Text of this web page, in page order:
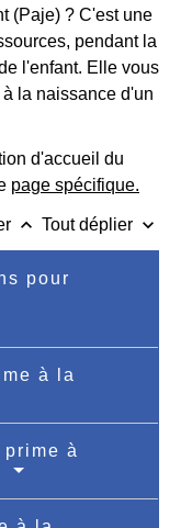
(Paje) ? C'est une
pendant la
l'enfant. Elle vous
la naissance d'un
d'accueil du
page spécifique.
keyboard_arrow_up Tout déplier keyboard_arrow_down
pour
à la
à